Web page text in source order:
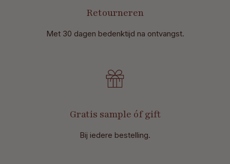
Retourneren
Met 30 dagen bedenktijd na ontvangst.
Gratis sample óf gift
Bij iedere bestelling.